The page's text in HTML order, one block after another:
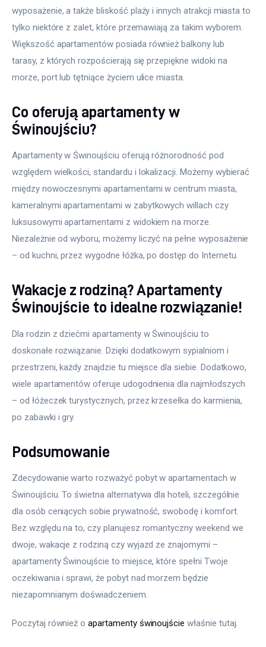
wyposażenie, a także bliskość plaży i innych atrakcji miasta to
tylko niektóre z zalet, które przemawiają za takim wyborem.
Większość apartamentów posiada również balkony lub
tarasy, z których rozpościerają się przepiękne widoki na
morze, port lub tętniące życiem ulice miasta.
Co oferują apartamenty w
Świnoujściu?
Apartamenty w Świnoujściu oferują różnorodność pod
względem wielkości, standardu i lokalizacji. Możemy wybierać
między nowoczesnymi apartamentami w centrum miasta,
kameralnymi apartamentami w zabytkowych willach czy
luksusowymi apartamentami z widokiem na morze.
Niezależnie od wyboru, możemy liczyć na pełne wyposażenie
– od kuchni, przez wygodne łóżka, po dostęp do Internetu.
Wakacje z rodziną? Apartamenty
Świnoujście to idealne rozwiązanie!
Dla rodzin z dziećmi apartamenty w Świnoujściu to
doskonałe rozwiązanie. Dzięki dodatkowym sypialniom i
przestrzeni, każdy znajdzie tu miejsce dla siebie. Dodatkowo,
wiele apartamentów oferuje udogodnienia dla najmłodszych
– od łóżeczek turystycznych, przez krzesełka do karmienia,
po zabawki i gry.
Podsumowanie
Zdecydowanie warto rozważyć pobyt w apartamentach w
Świnoujściu. To świetna alternatywa dla hoteli, szczególnie
dla osób ceniących sobie prywatność, swobodę i komfort.
Bez względu na to, czy planujesz romantyczny weekend we
dwoje, wakacje z rodziną czy wyjazd ze znajomymi –
apartamenty Świnoujście to miejsce, które spełni Twoje
oczekiwania i sprawi, że pobyt nad morzem będzie
niezapomnianym doświadczeniem.
Poczytaj również o apartamenty świnoujście właśnie tutaj.